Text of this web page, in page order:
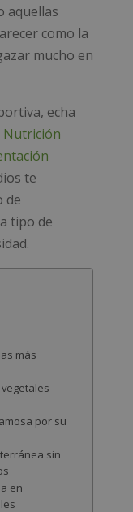
aquellas
como la
mucho en
echa
Nutrición
te
de
tipo de
más
por su
sin
en